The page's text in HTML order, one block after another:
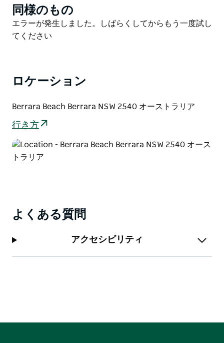
Product
List
同様のもの
Product
List
エラーが発生しました。しばらくしてからもう一度試し
てください
ロケーション
Berrara Beach Berrara NSW 2540 オーストラリア
行き方
よくある質問
アクセシビリティ